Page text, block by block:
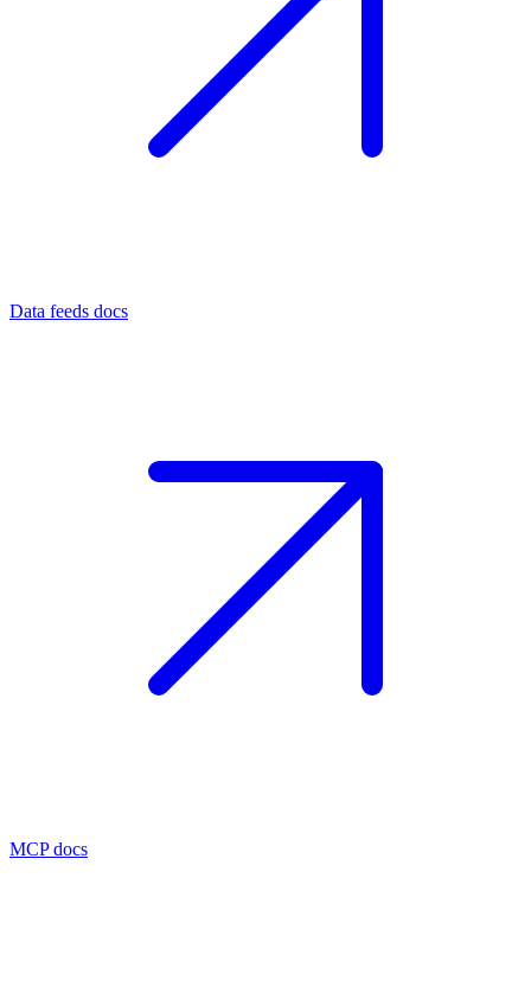
Data feeds docs
MCP docs